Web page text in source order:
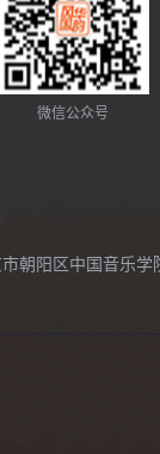
微信公众号
朝阳区中国音乐学